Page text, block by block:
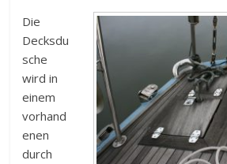
Die
Decksdu
sche
wird in
einem
vorhand
enen
durch